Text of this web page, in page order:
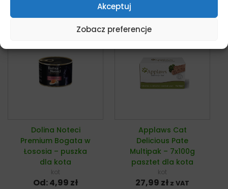
Akceptuj
Zobacz preferencje
Dolina Noteci
Premium Bogata w
Łososia – puszka
dla kota
kot
Od:4,99 zł
Applaws Cat
Delicious Pate
Multipak – 7x100g
pasztet dla kota
kot
27,99 zł z VAT